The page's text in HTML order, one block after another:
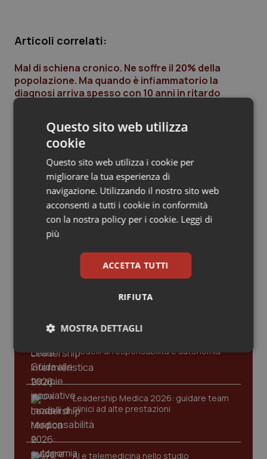
Puglia
Sardegna
Sicilia
Toscana
Umbria
Valle D’Aosta
Veneto
Malattie rare
Malattia di Crohn & Rettocolite Ulcerosa
Neuroscienze & patologie neurodegenerative
Obesità
Oftalmologia
Oncodermatologia
Oncoematologia
Oncologia & Nutrizione
Quotidiano Chirurgia
Quotidiano Oncologia
Quotidiano Pediatria
Rene & patologie urogenitali
Articoli correlati:
Mal di schiena cronico. Ne soffre il 20% della
popolazione. Ma quando è infiammatorio la
diagnosi arriva spesso con 10 anni in ritardo
© Riproduzione riservata
Ultime analisi e review da QS Pro
Gold
Cloud sanitario: infrastrutture,
Gestione dell'Ipertensione resistente:
dalle Linee Guida alle terapie innovative
modelli di responsabilità e autonomia
Leadership Medica 2026: guidare team
clinici ad alte prestazioni
AI e telemedicina nello studio
Questo sito web utilizza
cookie
Questo sito web utilizza i cookie per
migliorare la tua esperienza di
navigazione. Utilizzando il nostro sito web
acconsenti a tutti i cookie in conformità
con la nostra policy per i cookie. Leggi di
più
ACCETTA TUTTI
RIFIUTA
MOSTRA DETTAGLI
Necessari Statistici Marketing